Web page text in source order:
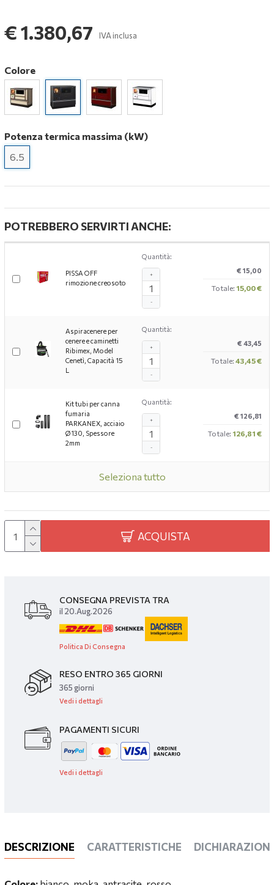
€ 1.380,67 IVA inclusa
Colore
Potenza termica massima (kW)
6.5
POTREBBERO SERVIRTI ANCHE:
PISSA OFF
rimozione creosoto
Quantità:
-
+ € 15,00
Totale: 15,00 €
Aspiracenere per
cenere e caminetti
Ribimex, Model
Cenetì, Capacità 15
L
Quantità:
-
+ € 43,45
Totale: 43,45 €
Kit tubi per canna
fumaria
PARKANEX, acciaio
Ø130, Spessore
2mm
Quantità:
-
+ € 126,81
Totale: 126,81 €
Seleziona tutto
ACQUISTA
CONSEGNA PREVISTA TRA
il 20.Aug.2026
Politica Di Consegna
RESO ENTRO 365 GIORNI
365 giorni
Vedi i dettagli
PAGAMENTI SICURI
Vedi i dettagli
DESCRIZIONE CARATTERISTICHE